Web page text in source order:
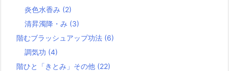
炎色水香み (2)
清昇濁降・み (3)
階むブラッシュアップ功法 (6)
調気功 (4)
階ひと「きとみ」その他 (22)